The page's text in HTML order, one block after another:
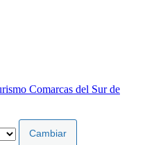
Comarcas del Sur de